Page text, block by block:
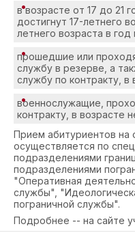
в возрасте от 17 до 21
достигнут 17-летнего
летнего возраста в
прошедшие или
службу в резерве, а
службу по контракту, в
военнослужащие,
контракту, в возрасте
Прием абитуриентов на
осуществляется по
подразделениями
подразделениями
"Оперативная
службы",
пограничной службы".
Подробнее -- на сайте